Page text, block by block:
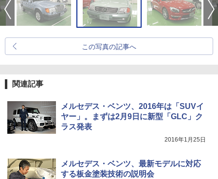
この写真の記事へ
関連記事
メルセデス・ベンツ、2016年は「SUVイ
ヤー」。まずは2月9日に新型「GLC」ク
ラス発表
2016年1月25日
メルセデス・ベンツ、最新モデルに対応
する板金塗装技術の説明会